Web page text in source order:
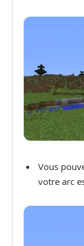
Vous
votre arc